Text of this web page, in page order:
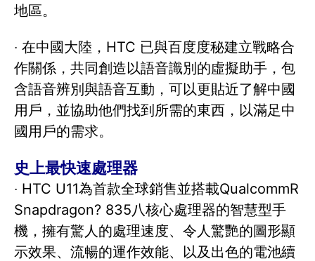
地區。
‧ 在中國大陸，HTC 已與百度度秘建立戰略合
作關係，共同創造以語音識別的虛擬助手，包
含語音辨別與語音互動，可以更貼近了解中國
用戶，並協助他們找到所需的東西，以滿足中
國用戶的需求。
史上最快速處理器
‧ HTC U11為首款全球銷售並搭載QualcommR
Snapdragon? 835八核心處理器的智慧型手
機，擁有驚人的處理速度、令人驚艷的圖形顯
示效果、流暢的運作效能、以及出色的電池續